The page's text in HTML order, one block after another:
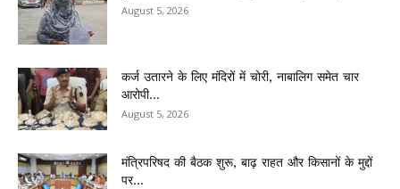
August 5, 2026
कर्ज उतारने के लिए मंदिरों में चोरी, नाबालिग समेत चार
आरोपी...
August 5, 2026
मंत्रिपरिषद की बैठक शुरू, बाढ़ राहत और किसानों के मुद्दों
पर...